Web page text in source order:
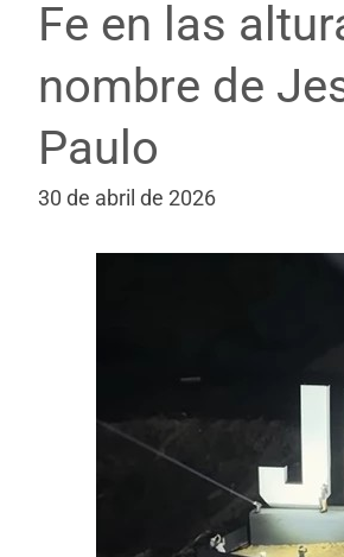
Fe en las
nombre de
Paulo
30 de abril de 2026